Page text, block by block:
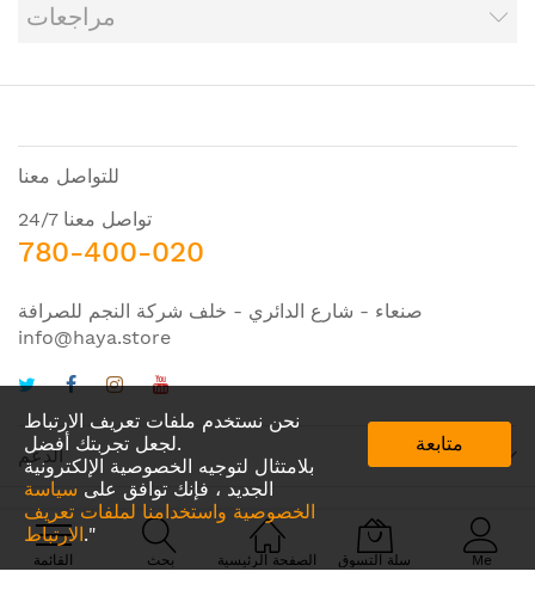
نحن نستخدم ملفات تعريف الارتباط
لجعل تجربتك أفضل.
بلامتثال لتوجيه الخصوصية الإلكترونية
الجديد ، فإنك توافق على سياسة
الخصوصية واستخدامنا لملفات تعريف
الارتباط."
متابعة
القائمة بحث الصفحة الرئيسية سلة التسوق Me
مراجعات
للتواصل معنا
تواصل معنا 24/7
780-400-020
صنعاء - شارع الدائري - خلف شركة النجم للصرافة
info@haya.store
الدعم
© 2024 Amazing IDEA. All Rights Reserved